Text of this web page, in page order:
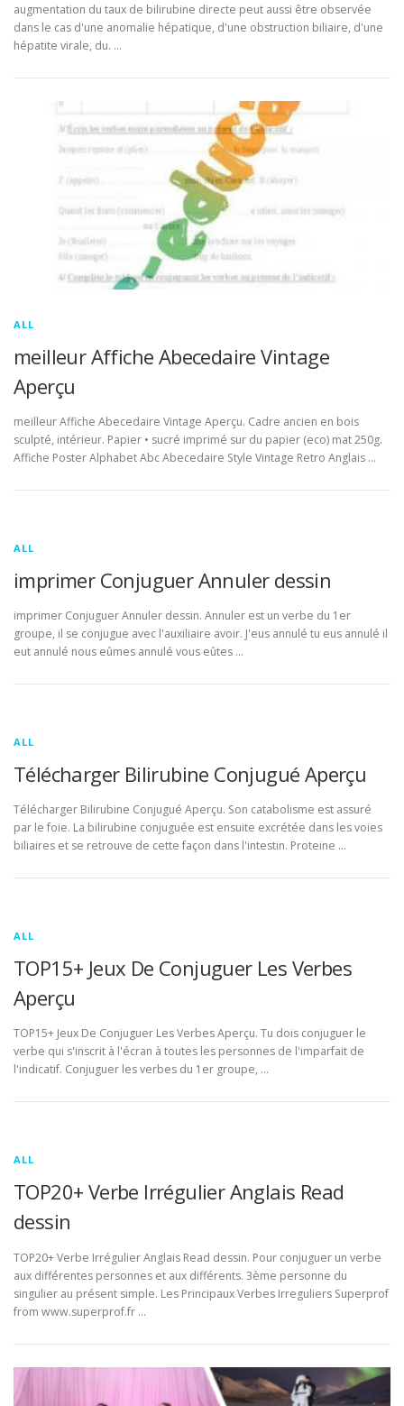
augmentation du taux de bilirubine directe peut aussi être observée
dans le cas d'une anomalie hépatique, d'une obstruction biliaire, d'une
hépatite virale, du. …
ALL
meilleur Affiche Abecedaire Vintage
Aperçu
meilleur Affiche Abecedaire Vintage Aperçu. Cadre ancien en bois
sculpté, intérieur. Papier • sucré imprimé sur du papier (eco) mat 250g.
Affiche Poster Alphabet Abc Abecedaire Style Vintage Retro Anglais …
ALL
imprimer Conjuguer Annuler dessin
imprimer Conjuguer Annuler dessin. Annuler est un verbe du 1er
groupe, il se conjugue avec l'auxiliaire avoir. J'eus annulé tu eus annulé il
eut annulé nous eûmes annulé vous eûtes …
ALL
Télécharger Bilirubine Conjugué Aperçu
Télécharger Bilirubine Conjugué Aperçu. Son catabolisme est assuré
par le foie. La bilirubine conjuguée est ensuite excrétée dans les voies
biliaires et se retrouve de cette façon dans l'intestin. Proteine …
ALL
TOP15+ Jeux De Conjuguer Les Verbes
Aperçu
TOP15+ Jeux De Conjuguer Les Verbes Aperçu. Tu dois conjuguer le
verbe qui s'inscrit à l'écran à toutes les personnes de l'imparfait de
l'indicatif. Conjuguer les verbes du 1er groupe, …
ALL
TOP20+ Verbe Irrégulier Anglais Read
dessin
TOP20+ Verbe Irrégulier Anglais Read dessin. Pour conjuguer un verbe
aux différentes personnes et aux différents. 3ème personne du
singulier au présent simple. Les Principaux Verbes Irreguliers Superprof
from www.superprof.fr …